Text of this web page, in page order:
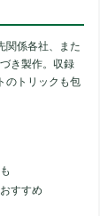
関係各社、また
き製作。収録
のトリックも包
すすめ